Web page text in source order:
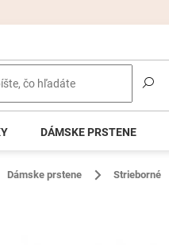
DÁMSKE PRSTENE
Dámske prstene Strieborné